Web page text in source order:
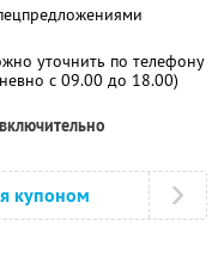
уточнить по телефону
с 09.00 до 18.00)
купоном